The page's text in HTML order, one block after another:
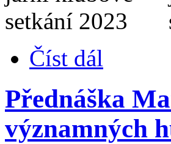
Číst dál
Přednáška
významných